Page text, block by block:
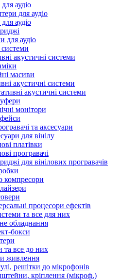
аудіо
для аудіо
аудіо
для аудіо
акустичні системи
масиви
акустичні системи
акустичні системи
монітори
та аксесуари
для вінілу
платівки
програвачі
для вінілових програвачів
компресори
процесори ефектів
та все для них
обладнання
бокси
та все до них
живлення
решітки до мікрофонів
кріплення (мікроф.)